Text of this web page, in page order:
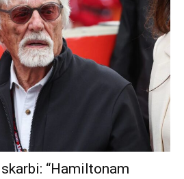
“Hamiltonam